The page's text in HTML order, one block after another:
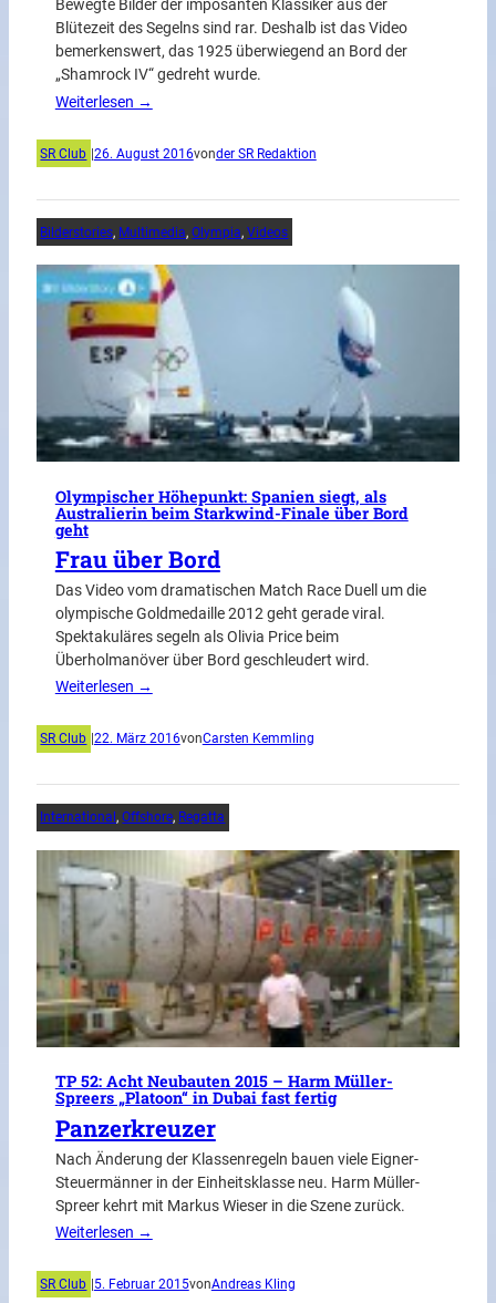
Bewegte Bilder der imposanten Klassiker aus der
Blütezeit des Segelns sind rar. Deshalb ist das Video
bemerkenswert, das 1925 überwiegend an Bord der
„Shamrock IV“ gedreht wurde.
Weiterlesen →
SR Club |26. August 2016vonder SR Redaktion
Bilderstories, Multimedia, Olympia, Videos
Olympischer Höhepunkt: Spanien siegt, als
Australierin beim Starkwind-Finale über Bord
geht
Frau über Bord
Das Video vom dramatischen Match Race Duell um die
olympische Goldmedaille 2012 geht gerade viral.
Spektakuläres segeln als Olivia Price beim
Überholmanöver über Bord geschleudert wird.
Weiterlesen →
SR Club 22. März 2016vonCarsten Kemmling
International, Offshore, Regatta
TP 52: Acht Neubauten 2015 – Harm Müller-
Spreers „Platoon“ in Dubai fast fertig
Panzerkreuzer
Nach Änderung der Klassenregeln bauen viele Eigner-
Steuermänner in der Einheitsklasse neu. Harm Müller-
Spreer kehrt mit Markus Wieser in die Szene zurück.
Weiterlesen →
SR Club |5. Februar 2015vonAndreas Kling